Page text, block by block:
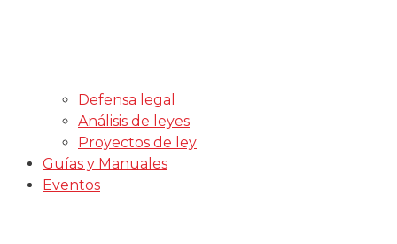
Defensa legal
Análisis de leyes
Proyectos de ley
Guías y Manuales
Eventos